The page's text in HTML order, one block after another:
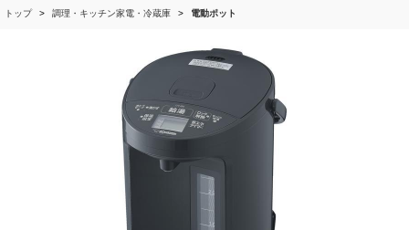
トップ 調理・キッチン家電・冷蔵庫 電動ポット